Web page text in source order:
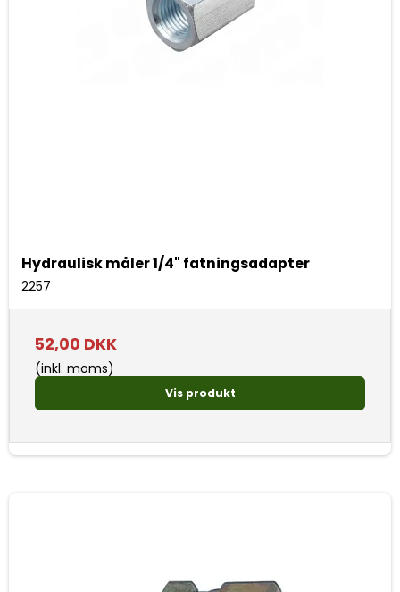
Hydraulisk måler 1/4" fatningsadapter
2257
52,00 DKK
(inkl. moms)
Vis produkt